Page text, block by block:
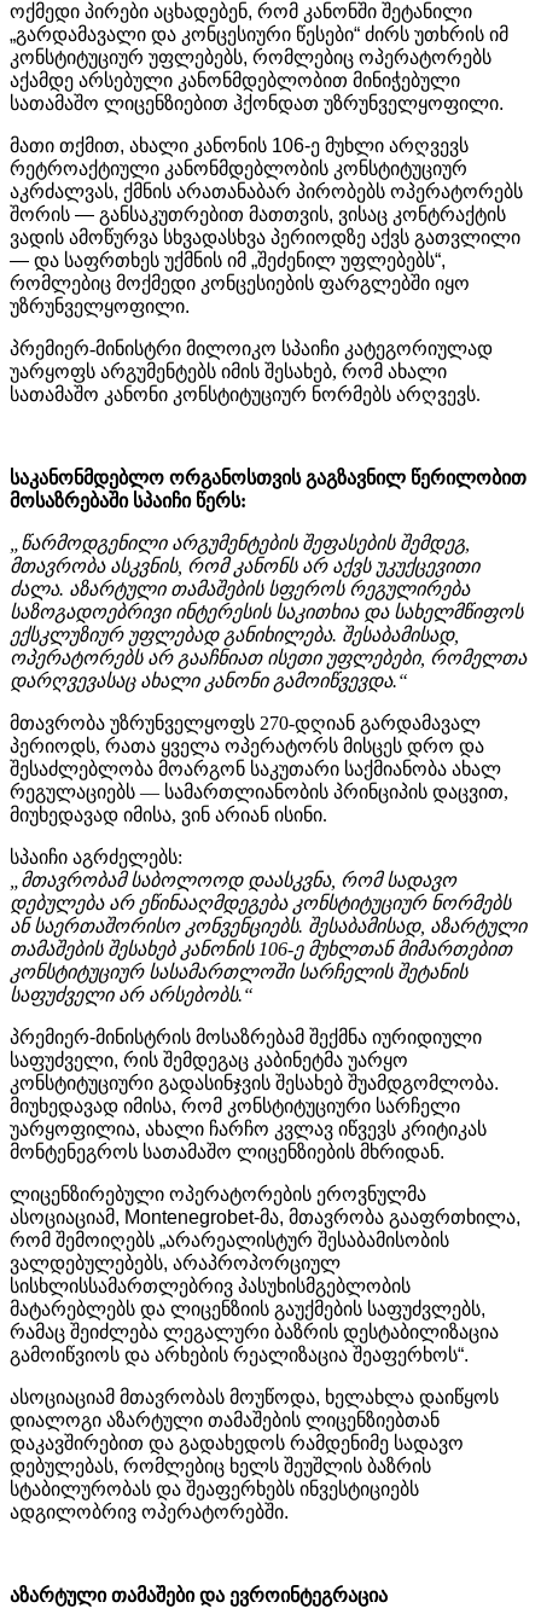
ოქმედი პირები აცხადებენ, რომ კანონში შეტანილი
„გარდამავალი და კონცესიური წესები“ ძირს უთხრის იმ
კონსტიტუციურ უფლებებს, რომლებიც ოპერატორებს
აქამდე არსებული კანონმდებლობით მინიჭებული
სათამაშო ლიცენზიებით ჰქონდათ უზრუნველყოფილი.
მათი თქმით, ახალი კანონის 106-ე მუხლი არღვევს
რეტროაქტიული კანონმდებლობის კონსტიტუციურ
აკრძალვას, ქმნის არათანაბარ პირობებს ოპერატორებს
შორის — განსაკუთრებით მათთვის, ვისაც კონტრაქტის
ვადის ამოწურვა სხვადასხვა პერიოდზე აქვს გათვლილი
— და საფრთხეს უქმნის იმ „შეძენილ უფლებებს“,
რომლებიც მოქმედი კონცესიების ფარგლებში იყო
უზრუნველყოფილი.
პრემიერ-მინისტრი მილოიკო სპაიჩი კატეგორიულად
უარყოფს არგუმენტებს იმის შესახებ, რომ ახალი
სათამაშო კანონი კონსტიტუციურ ნორმებს არღვევს.
საკანონმდებლო ორგანოსთვის გაგზავნილ წერილობით
მოსაზრებაში სპაიჩი წერს:
„წარმოდგენილი არგუმენტების შეფასების შემდეგ,
მთავრობა ასკვნის, რომ კანონს არ აქვს უკუქცევითი
ძალა. აზარტული თამაშების სფეროს რეგულირება
საზოგადოებრივი ინტერესის საკითხია და სახელმწიფოს
ექსკლუზიურ უფლებად განიხილება. შესაბამისად,
ოპერატორებს არ გააჩნიათ ისეთი უფლებები, რომელთა
დარღვევასაც ახალი კანონი გამოიწვევდა.“
მთავრობა უზრუნველყოფს 270-დღიან გარდამავალ
პერიოდს, რათა ყველა ოპერატორს მისცეს დრო და
შესაძლებლობა მოარგონ საკუთარი საქმიანობა ახალ
რეგულაციებს — სამართლიანობის პრინციპის დაცვით,
მიუხედავად იმისა, ვინ არიან ისინი.
სპაიჩი აგრძელებს:
„მთავრობამ საბოლოოდ დაასკვნა, რომ სადავო
დებულება არ ეწინააღმდეგება კონსტიტუციურ ნორმებს
ან საერთაშორისო კონვენციებს. შესაბამისად, აზარტული
თამაშების შესახებ კანონის 106-ე მუხლთან მიმართებით
კონსტიტუციურ სასამართლოში სარჩელის შეტანის
საფუძველი არ არსებობს.“
პრემიერ-მინისტრის მოსაზრებამ შექმნა იურიდიული
საფუძველი, რის შემდეგაც კაბინეტმა უარყო
კონსტიტუციური გადასინჯვის შესახებ შუამდგომლობა.
მიუხედავად იმისა, რომ კონსტიტუციური სარჩელი
უარყოფილია, ახალი ჩარჩო კვლავ იწვევს კრიტიკას
მონტენეგროს სათამაშო ლიცენზიების მხრიდან.
ლიცენზირებული ოპერატორების ეროვნულმა
ასოციაციამ, Montenegrobet-მა, მთავრობა გააფრთხილა,
რომ შემოიღებს „არარეალისტურ შესაბამისობის
ვალდებულებებს, არაპროპორციულ
სისხლისსამართლებრივ პასუხისმგებლობის
მატარებლებს და ლიცენზიის გაუქმების საფუძვლებს,
რამაც შეიძლება ლეგალური ბაზრის დესტაბილიზაცია
გამოიწვიოს და არხების რეალიზაცია შეაფერხოს“.
ასოციაციამ მთავრობას მოუწოდა, ხელახლა დაიწყოს
დიალოგი აზარტული თამაშების ლიცენზიებთან
დაკავშირებით და გადახედოს რამდენიმე სადავო
დებულებას, რომლებიც ხელს შეუშლის ბაზრის
სტაბილურობას და შეაფერხებს ინვესტიციებს
ადგილობრივ ოპერატორებში.
აზარტული თამაშები და ევროინტეგრაცია